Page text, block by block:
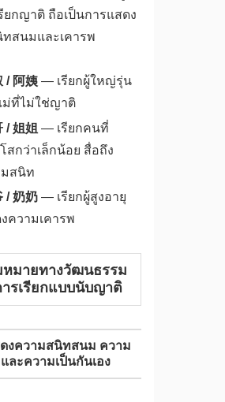
ยกญาติ ถือเป็นการแสดง
สนมและเคารพ
/ 阿姨— เรียกผู้ใหญ่รุ่น
ที่ไม่ใช่ญาติ
/ 姐姐 — เรียกคนที่
สกว่าเล็กน้อย สื่อถึง
สนิท
/ 奶奶— เรียกผู้สูงอายุ
ความเคารพ
หมายทางวัฒนธรรม
ารเรียกแบบนับญาติ
งความสนิทสนม ความ
ละความเป็นกันเอง